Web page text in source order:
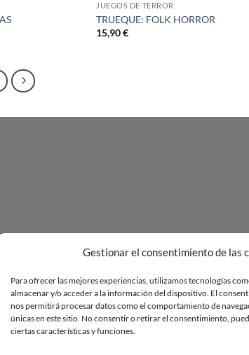
Gestionar el consentimiento de las
Para ofrecer las mejores experiencias, utilizamos tecnologías
almacenar y/o acceder a la información del dispositivo. El
nos permitirá procesar datos como el comportamiento de
únicas en este sitio. No consentir o retirar el consentimiento,
ciertas características y funciones.
JUEGOS DE TERROR
TRUEQUE: FOLK HORROR
15,90€